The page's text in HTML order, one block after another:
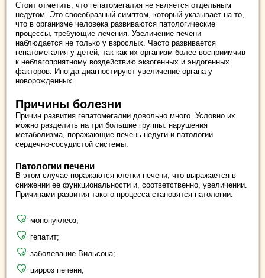
Стоит отметить, что гепатомегалия не является отдельным
недугом. Это своеобразный симптом, который указывает на то,
что в организме человека развиваются патологические
процессы, требующие лечения. Увеличение печени
наблюдается не только у взрослых. Часто развивается
гепатомегалия у детей, так как их организм более восприимчив
к неблагоприятному воздействию экзогенных и эндогенных
факторов. Иногда диагностируют увеличение органа у
новорожденных.
Причины болезни
Причин развития гепатомегалии довольно много. Условно их
можно разделить на три большие группы: нарушения
метаболизма, поражающие печень недуги и патологии
сердечно-сосудистой системы.
Патологии печени
В этом случае поражаются клетки печени, что выражается в
снижении ее функциональности и, соответственно, увеличении.
Причинами развития такого процесса становятся патологии:
мононуклеоз;
гепатит;
заболевание Вильсона;
цирроз печени;